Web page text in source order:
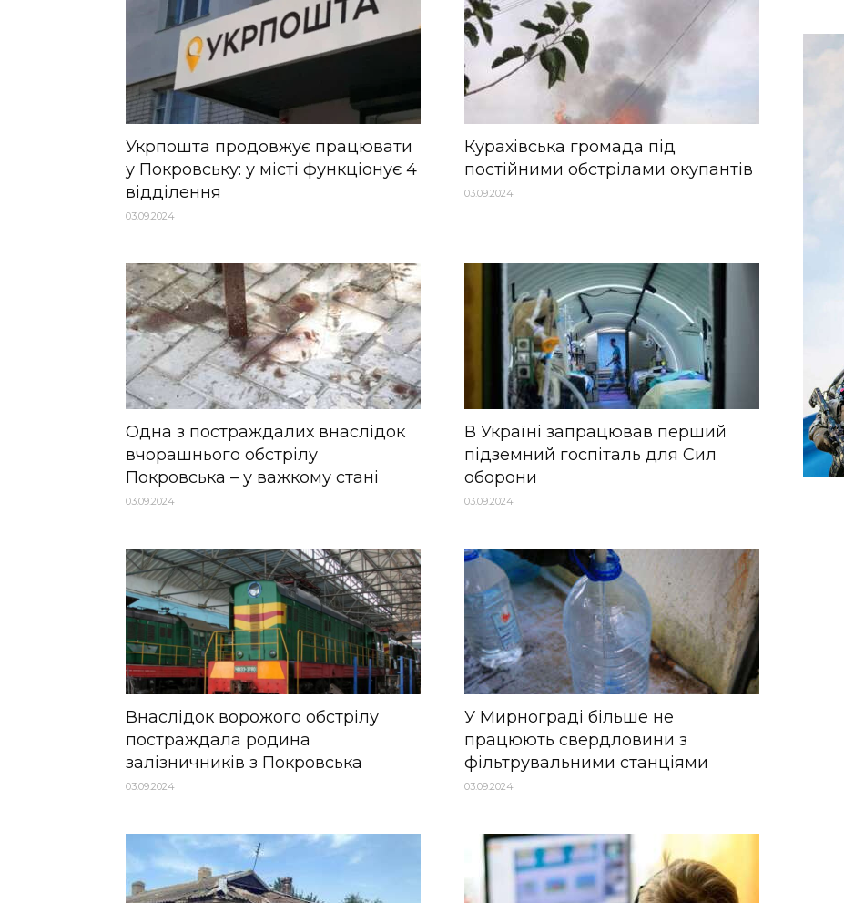
Укрпошта продовжує працювати
у Покровську: у місті функціонує 4
відділення
03.09.2024
Курахівська громада під
постійними обстрілами окупантів
03.09.2024
Одна з постраждалих внаслідок
вчорашнього обстрілу
Покровська – у важкому стані
03.09.2024
В Україні запрацював перший
підземний госпіталь для Сил
оборони
03.09.2024
Внаслідок ворожого обстрілу
постраждала родина
залізничників з Покровська
03.09.2024
У Мирнограді більше не
працюють свердловини з
фільтрувальними станціями
03.09.2024